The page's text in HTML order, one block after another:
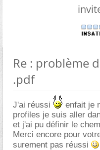
Re : problème
.pdf
J'ai réussi
enfait je
profiles je suis aller
et j'ai pu définir le
Merci encore pour
surement pas réussi